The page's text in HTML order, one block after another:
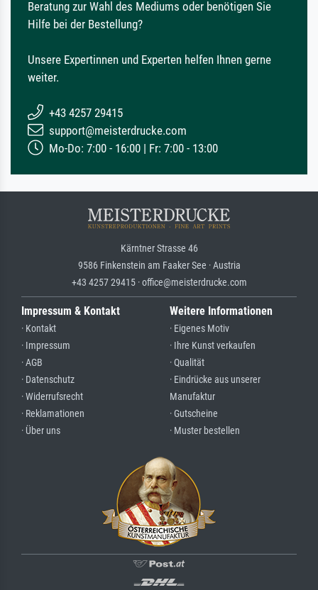
Beratung zur Wahl des Mediums oder benötigen Sie
Hilfe bei der Bestellung?
Unsere Expertinnen und Experten helfen Ihnen gerne
weiter.
+43 4257 29415
support@meisterdrucke.com
Mo-Do: 7:00 - 16:00 | Fr: 7:00 - 13:00
Kärntner Strasse 46
9586 Finkenstein am Faaker See · Austria
+43 4257 29415 · office@meisterdrucke.com
Impressum & Kontakt
· Kontakt
· Impressum
· AGB
· Datenschutz
· Widerrufsrecht
· Reklamationen
· Über uns
Weitere Informationen
· Eigenes Motiv
· Ihre Kunst verkaufen
· Qualität
· Eindrücke aus unserer
Manufaktur
· Gutscheine
· Muster bestellen